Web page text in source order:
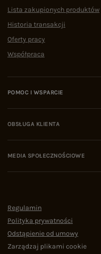
Lista zakupionych produktów
Historia transakcji
Oferty pracy
Współpraca
POMOC I WSPARCIE
OBSŁUGA KLIENTA
MEDIA SPOŁECZNOŚCIOWE
Regulamin
Polityka prywatności
Odstąpienie od umowy
Zarządzaj plikami cookie